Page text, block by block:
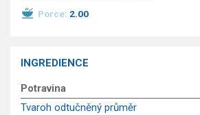
Nápoje
GLP-1 recepty
Porce: 2.00
INGREDIENCE
Potravina
Tvaroh odtučněný průměr